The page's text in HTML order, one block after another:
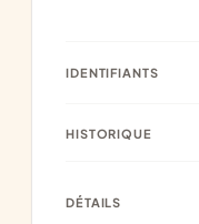
IDENTIFIANTS
HISTORIQUE
DÉTAILS